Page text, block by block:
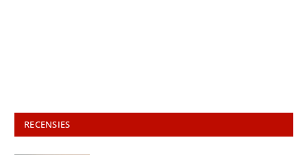
RECENSIES